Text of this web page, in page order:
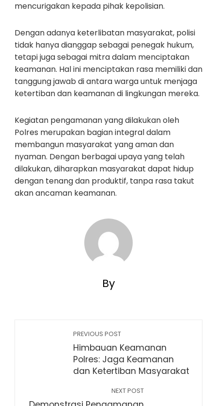
mencurigakan kepada pihak kepolisian.
Dengan adanya keterlibatan masyarakat, polisi
tidak hanya dianggap sebagai penegak hukum,
tetapi juga sebagai mitra dalam menciptakan
keamanan. Hal ini menciptakan rasa memiliki dan
tanggung jawab di antara warga untuk menjaga
ketertiban dan keamanan di lingkungan mereka.
Kegiatan pengamanan yang dilakukan oleh
Polres merupakan bagian integral dalam
membangun masyarakat yang aman dan
nyaman. Dengan berbagai upaya yang telah
dilakukan, diharapkan masyarakat dapat hidup
dengan tenang dan produktif, tanpa rasa takut
akan ancaman keamanan.
By
PREVIOUS POST
Himbauan Keamanan
Polres: Jaga Keamanan
dan Ketertiban Masyarakat
NEXT POST